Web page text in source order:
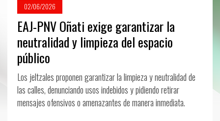
02/06/2026
EAJ-PNV Oñati exige garantizar la
neutralidad y limpieza del espacio
público
Los jeltzales proponen garantizar la limpieza y neutralidad de
las calles, denunciando usos indebidos y pidiendo retirar
mensajes ofensivos o amenazantes de manera inmediata.